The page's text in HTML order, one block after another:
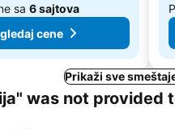
sa 6 sajtova
cene
Prikaži sve
was not provided